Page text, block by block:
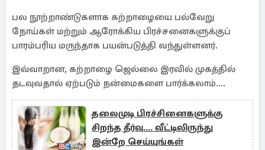
பல நூற்றாண்டுகளாக கற்றாழையை பல்வேறு
நோய்கள் மற்றும் ஆரோக்கிய பிரச்சனைகளுக்குப்
பாரம்பரிய மருந்தாக பயன்படுத்தி வந்துள்ளனர்.
இவ்வாறான, கற்றாழை ஜெல்லை இரவில் முகத்தில்
தடவுவதால் ஏற்படும் நன்மைகளை பார்க்கலாம்....
தலைமுடி பிரச்சினைகளுக்கு
சிறந்த தீர்வு.... வீட்டிலிருந்து
இன்றே செய்யுங்கள்